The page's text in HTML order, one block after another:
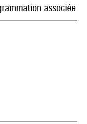
associée